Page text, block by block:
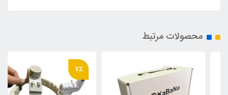
محصولات مرتبط